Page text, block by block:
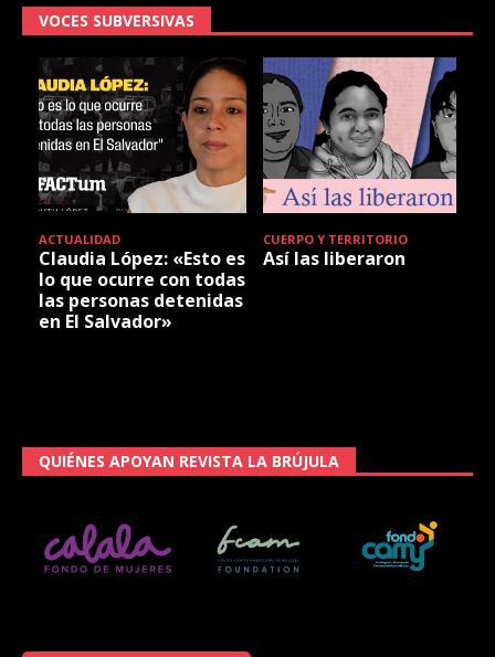
VOCES SUBVERSIVAS
ACTUALIDAD
Claudia López: «Esto es
lo que ocurre con todas
las personas detenidas
en El Salvador»
CUERPO Y TERRITORIO
Así las liberaron
QUIÉNES APOYAN REVISTA LA BRÚJULA